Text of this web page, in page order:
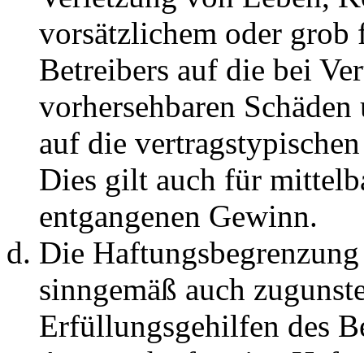
vorsätzlichem oder grob
Betreibers auf die bei
vorhersehbaren
auf die
Dies gilt auch für
entgangenen Gewinn.
Die
sinngemäß auch
Erfüllungsgehilfen des